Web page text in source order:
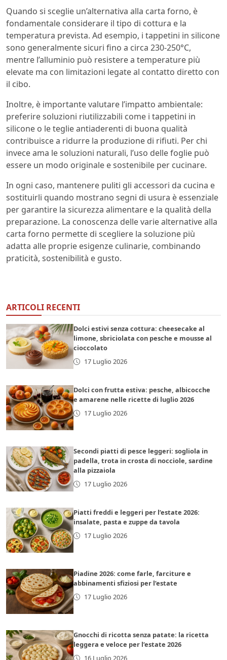
Quando si sceglie un’alternativa alla carta forno, è
fondamentale considerare il tipo di cottura e la
temperatura prevista. Ad esempio, i tappetini in silicone
sono generalmente sicuri fino a circa 230-250°C,
mentre l’alluminio può resistere a temperature più
elevate ma con limitazioni legate al contatto diretto con
il cibo.
Inoltre, è importante valutare l’impatto ambientale:
preferire soluzioni riutilizzabili come i tappetini in
silicone o le teglie antiaderenti di buona qualità
contribuisce a ridurre la produzione di rifiuti. Per chi
invece ama le soluzioni naturali, l’uso delle foglie può
essere un modo originale e sostenibile per cucinare.
In ogni caso, mantenere puliti gli accessori da cucina e
sostituirli quando mostrano segni di usura è essenziale
per garantire la sicurezza alimentare e la qualità della
preparazione. La conoscenza delle varie alternative alla
carta forno permette di scegliere la soluzione più
adatta alle proprie esigenze culinarie, combinando
praticità, sostenibilità e gusto.
ARTICOLI RECENTI
Dolci estivi senza cottura: cheesecake al
limone, sbriciolata con pesche e mousse al
cioccolato
17 Luglio 2026
Dolci con frutta estiva: pesche, albicocche
e amarene nelle ricette di luglio 2026
17 Luglio 2026
Secondi piatti di pesce leggeri: sogliola in
padella, trota in crosta di nocciole, sardine
alla pizzaiola
17 Luglio 2026
Piatti freddi e leggeri per l’estate 2026:
insalate, pasta e zuppe da tavola
17 Luglio 2026
Piadine 2026: come farle, farciture e
abbinamenti sfiziosi per l’estate
17 Luglio 2026
Gnocchi di ricotta senza patate: la ricetta
leggera e veloce per l’estate 2026
16 Luglio 2026